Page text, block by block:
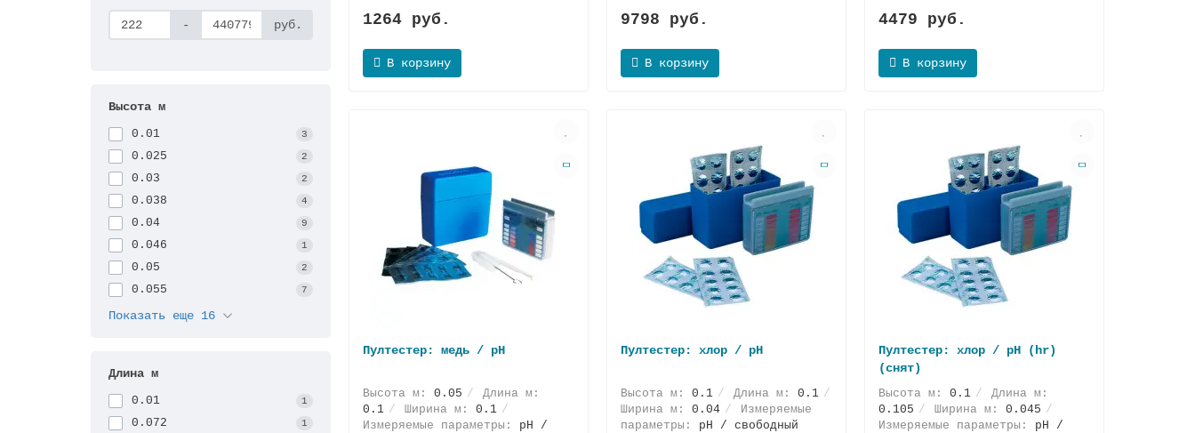
- руб.
Высота м
0.01 3
0.025 2
0.03 2
0.038 4
0.04 9
0.046 1
0.05 2
0.055 7
Показать еще 16
Длина м
0.01 1
0.072 1
1264 руб.
В корзину
9798 руб.
В корзину
4479 руб.
В корзину
Пултестер: медь / pH
Высота м: 0.05
Длина м:
0.1
Ширина м: 0.1
Измеряемые параметры: pH /
Пултестер: хлор / pH
Высота м: 0.1 Длина м: 0.1
Ширина м: 0.04
Измеряемые
параметры: pH / свободный
Пултестер: хлор / pH (hr)
(снят)
Высота м: 0.1
Длина м:
0.105
Ширина м: 0.045
Измеряемые параметры: pH /